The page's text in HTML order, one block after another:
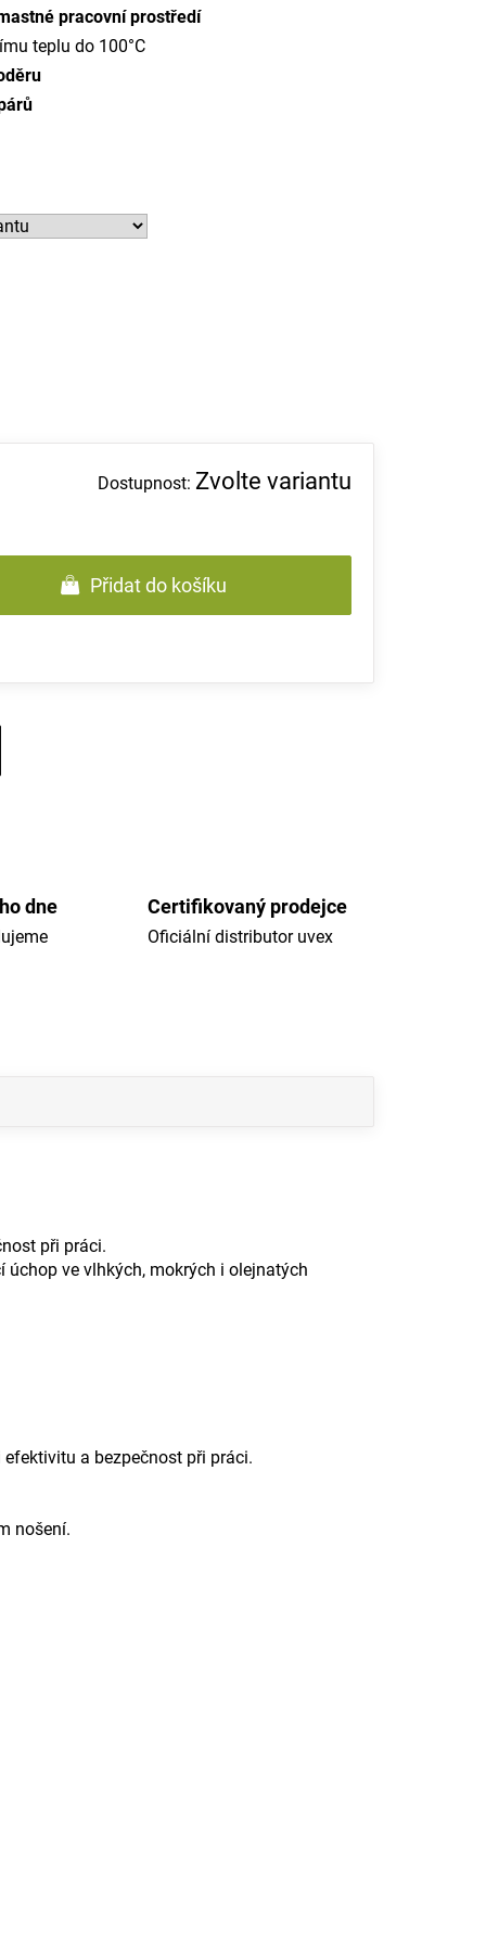
pracovní prostředí
teplu do 100°C
Zvolte variantu
Přidat do košíku
dne Certifikovaný prodejce
Oficiální distributor uvex
při práci.
ve vlhkých, mokrých i olejnatých
a bezpečnost při práci.
nošení.